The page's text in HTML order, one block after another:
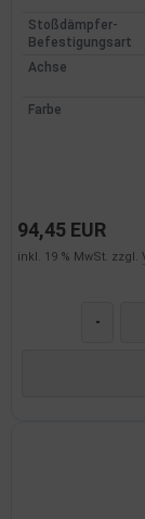
Stoßdämpfer-
Befestigungsart
Achse
Farbe
94,45 EUR
inkl. 19 % MwSt. zzgl.
-